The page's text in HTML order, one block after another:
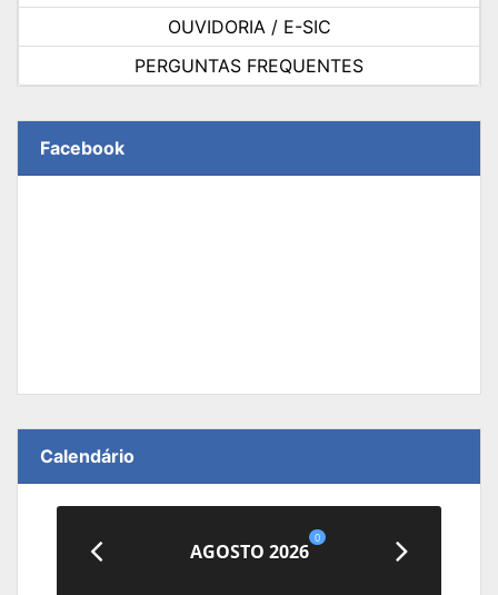
OUVIDORIA / E-SIC
PERGUNTAS FREQUENTES
Facebook
Calendário
AGOSTO 2026
0